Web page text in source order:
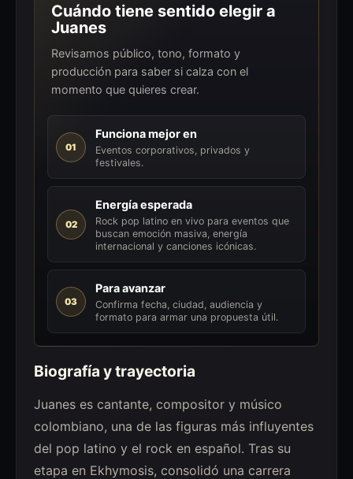
Cuándo tiene sentido elegir a
Juanes
Revisamos público, tono, formato y
producción para saber si calza con el
momento que quieres crear.
01
Funciona mejor en
Eventos corporativos, privados y
festivales.
02
Energía esperada
Rock pop latino en vivo para eventos que
buscan emoción masiva, energía
internacional y canciones icónicas.
03
Para avanzar
Confirma fecha, ciudad, audiencia y
formato para armar una propuesta útil.
Biografía y trayectoria
Juanes es cantante, compositor y músico
colombiano, una de las figuras más influyentes
del pop latino y el rock en español. Tras su
etapa en Ekhymosis, consolidó una carrera